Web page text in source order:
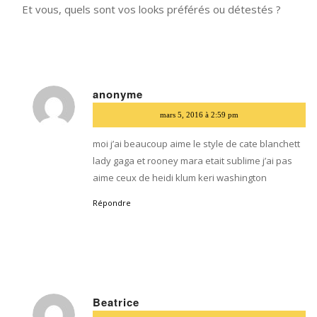
Et vous, quels sont vos looks préférés ou détestés ?
anonyme
:
mars 5, 2016 à 2:59 pm
moi j’ai beaucoup aime le style de cate blanchett
lady gaga et rooney mara etait sublime j’ai pas
aime ceux de heidi klum keri washington
Répondre
Beatrice